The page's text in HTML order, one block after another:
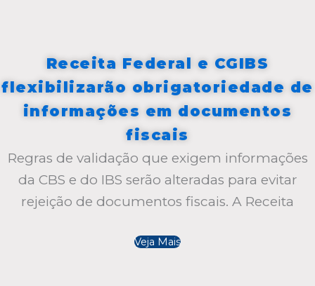
Receita Federal e CGIBS
flexibilizarão obrigatoriedade de
informações em documentos
fiscais
Regras de validação que exigem informações
da CBS e do IBS serão alteradas para evitar
rejeição de documentos fiscais. A Receita
Veja Mais